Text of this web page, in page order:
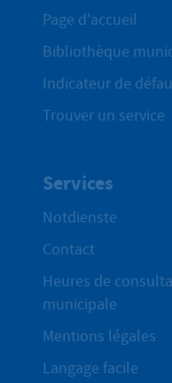
Page d'accueil
Bibliothèque
Indicateur de
Trouver un service
Services
Notdienste
Contact
Heures de
municipale
Mentions légales
Langage facile